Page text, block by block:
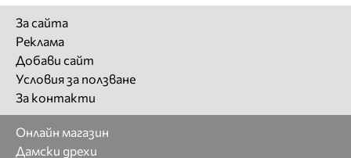
За сайта
Реклама
Добави сайт
Условия за ползване
За контакти
Онлайн магазин
Дамски дрехи